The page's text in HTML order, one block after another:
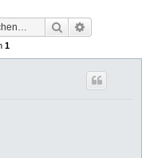
Suche
1